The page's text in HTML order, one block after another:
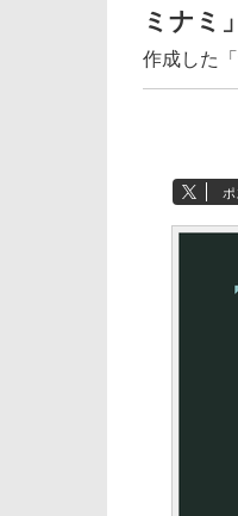
ミナミ
作成した
ポ